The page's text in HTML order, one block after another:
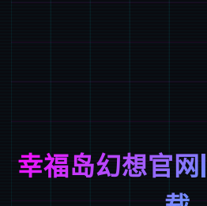
幸福岛幻想官